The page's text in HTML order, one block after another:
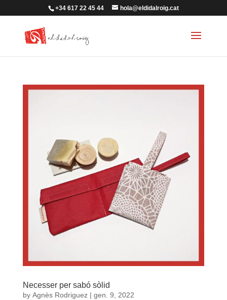
+34 617 22 45 44 hola@eldidalroig.cat
Necesser per sabó sòlid
by Agnès Rodriguez| gen. 9, 2022